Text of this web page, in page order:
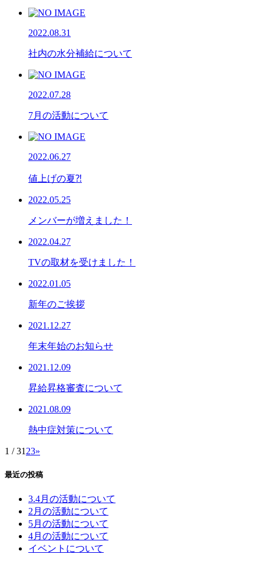
2022.08.31
社内の水分補給について
2022.07.28
7月の活動について
2022.06.27
値上げの夏⁈
2022.05.25
メンバーが増えました！
2022.04.27
TVの取材を受けました！
2022.01.05
新年のご挨拶
2021.12.27
年末年始のお知らせ
2021.12.09
昇給昇格審査について
2021.08.09
熱中症対策について
1 / 31 23»
最近の投稿
3.4月の活動について
2月の活動について
5月の活動について
4月の活動について
イベントについて